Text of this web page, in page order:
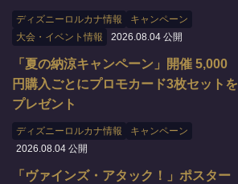
ディズニーロルカナ情報
キャンペーン
大会・イベント情報
2026.08.04 公開
「夏の納涼キャンペーン」開催 5,000
円購入ごとにプロモカード3枚セットを
プレゼント
ディズニーロルカナ情報
キャンペーン
2026.08.04 公開
「ヴァインズ・アタック！」ポスター